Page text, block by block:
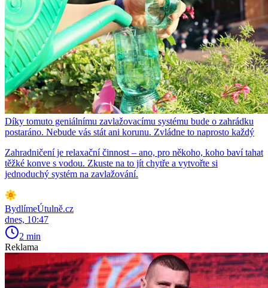
Díky tomuto geniálnímu zavlažovacímu systému bude o zahrádku
postaráno. Nebude vás stát ani korunu. Zvládne to naprosto každý
Zahradničení je relaxační činnost – ano, pro někoho, koho baví tahat
těžké konve s vodou. Zkuste na to jít chytře a vytvořte si
jednoduchý systém na zavlažování.
BydlímeÚtulně.cz
dnes, 10:47
2 min
Reklama